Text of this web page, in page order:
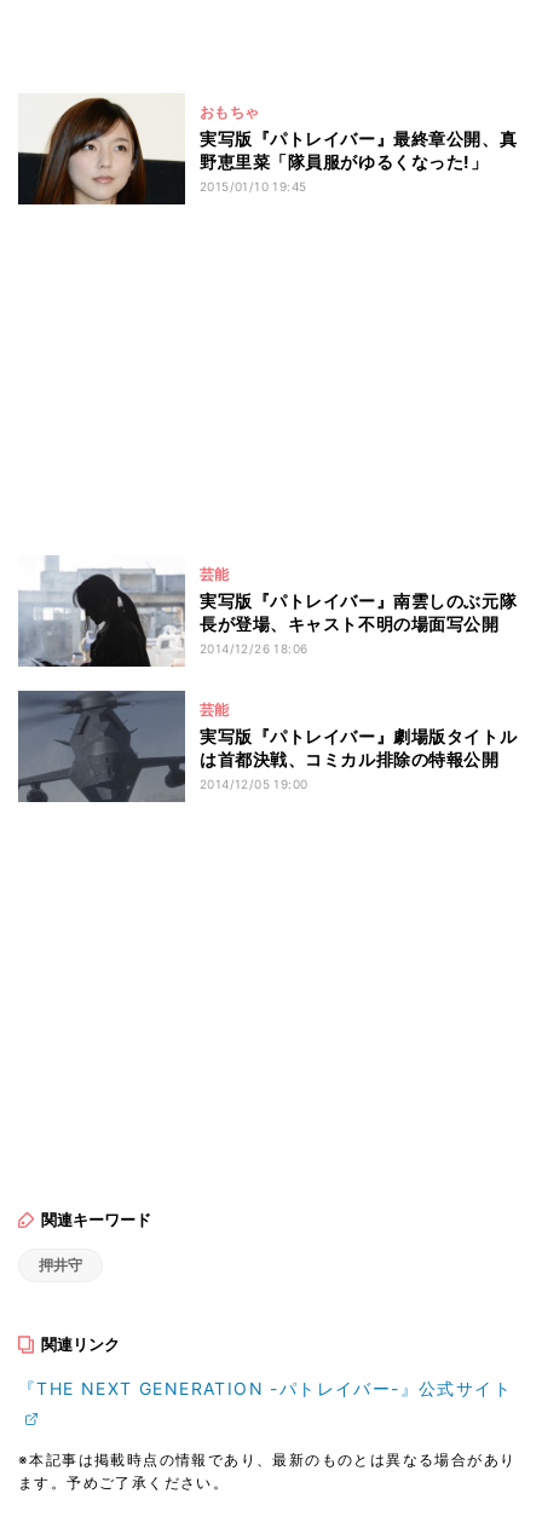
おもちゃ
実写版『パトレイバー』最終章公開、真
野恵里菜「隊員服がゆるくなった!」
2015/01/10 19:45
芸能
実写版『パトレイバー』南雲しのぶ元隊
長が登場、キャスト不明の場面写公開
2014/12/26 18:06
芸能
実写版『パトレイバー』劇場版タイトル
は首都決戦、コミカル排除の特報公開
2014/12/05 19:00
関連キーワード
押井守
関連リンク
『THE NEXT GENERATION -パトレイバー-』公式サイト
※本記事は掲載時点の情報であり、最新のものとは異なる場合があり
ます。予めご了承ください。